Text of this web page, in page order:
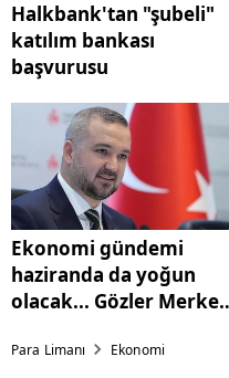
Halkbank'tan "şubeli"
katılım bankası
başvurusu
Ekonomi gündemi
haziranda da yoğun
olacak... Gözler Merkez
kararında
Para Limanı Ekonomi